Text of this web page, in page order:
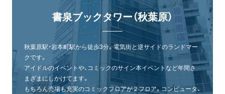
書泉ブックタワー（秋葉原）
秋葉原駅・岩本町駅から徒歩3分。電気街と逆サイドのランドマー
クです。
アイドルのイベントや、コミックのサイン本イベントなど年間さ
まざまにしかけてます。
もちろん売場も充実のコミックフロアが２フロア。コンピュータ、